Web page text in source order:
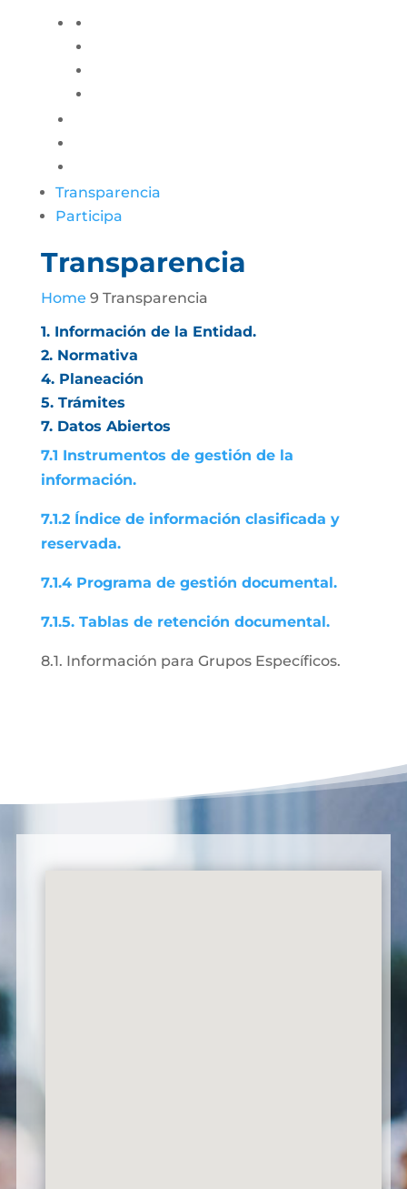
Transparencia
Participa
Transparencia
Home 9 Transparencia
1. Información de la Entidad.
2. Normativa
4. Planeación
5. Trámites
7. Datos Abiertos
7.1 Instrumentos de gestión de la
información.
7.1.2 Índice de información clasificada y
reservada.
7.1.4 Programa de gestión documental.
7.1.5. Tablas de retención documental.
8.1. Información para Grupos Específicos.